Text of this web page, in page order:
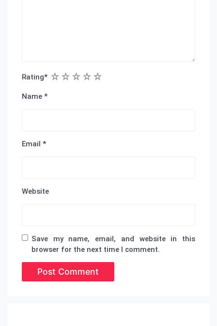
Rating* 5
4
3
2
1
Name *
Email *
Website
Save my name, email, and website in this
browser for the next time I comment.